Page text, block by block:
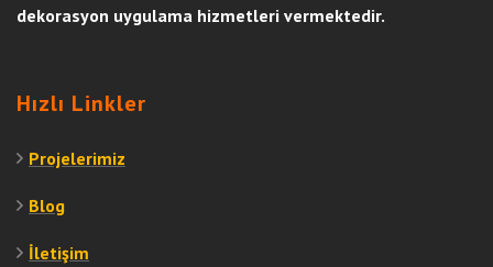
dekorasyon uygulama hizmetleri vermektedir.
Hızlı Linkler
Projelerimiz
Blog
İletişim